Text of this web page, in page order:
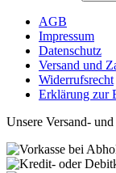
AGB
Impressum
Datenschutz
Versand und
Widerrufsrecht
Erklärung zur
Unsere Versand-